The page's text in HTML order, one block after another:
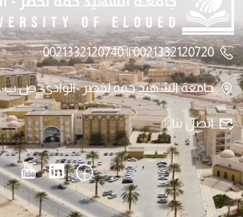
0021332120720 || 0021332120740
جامعة الشهيد حمه لخضر -الوادي- ص.ب: 789 الوادي الجزائر
اتصل بنا